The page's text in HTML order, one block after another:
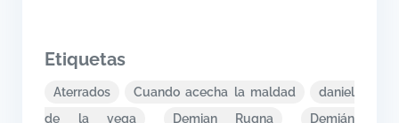
Etiquetas
Aterrados Cuando acecha la maldad
daniel
de la vega
Demian Rugna
Demián